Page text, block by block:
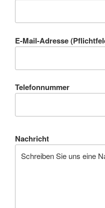
E-Mail-Adresse
Telefonnummer
Nachricht